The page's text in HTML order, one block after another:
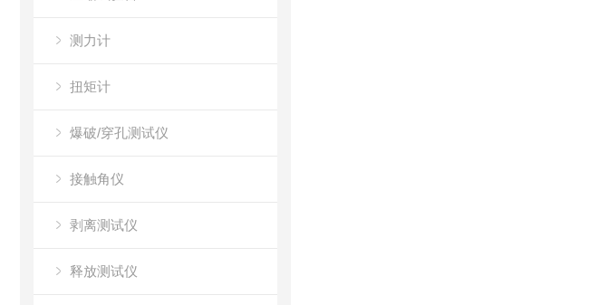
测力计
扭矩计
爆破/穿孔测试仪
接触角仪
剥离测试仪
释放测试仪